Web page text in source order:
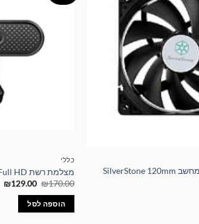
מאוורר איכותי למארז מחשב SilverStone 120mm
כללי
מצלמת רשת 1080P Full HD איכותית עם חיבור USB
₪170.00
המחיר
היה:
₪170.00.
₪129.00
הוספה לסל